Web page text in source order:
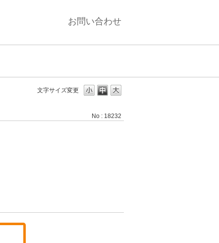
お問い合わせ
文字サイズ変更
No : 18232